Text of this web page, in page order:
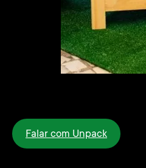
Falar com Unpack